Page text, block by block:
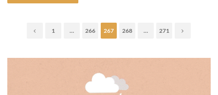
1 … 266 267 268 … 271